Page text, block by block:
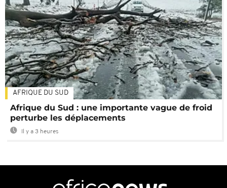
AFRIQUE DU SUD
Afrique du Sud : une importante vague de froid
perturbe les déplacements
Il y a 3 heures